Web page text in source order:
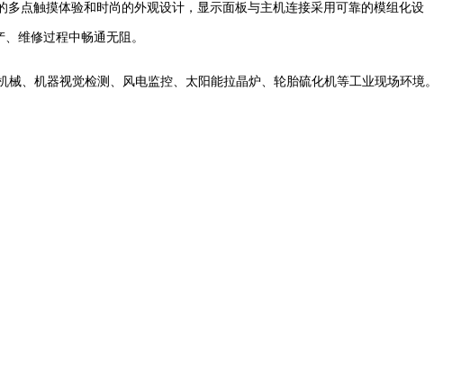
点触摸体验和时尚的外观设计，显示面板与主机连接采用可靠的模组化设
维修过程中畅通无阻。
、机器视觉检测、风电监控、太阳能拉晶炉、轮胎硫化机等工业现场环境。